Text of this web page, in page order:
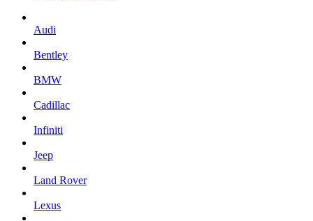
Audi
Bentley
BMW
Cadillac
Infiniti
Jeep
Land Rover
Lexus